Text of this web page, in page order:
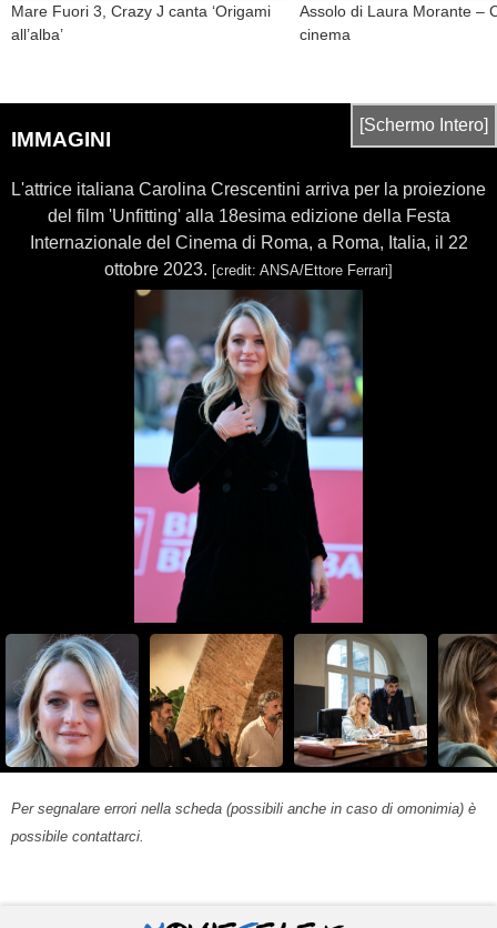
Mare Fuori 3, Crazy J canta ‘Origami
all’alba’
Assolo di Laura Morante –
cinema
IMMAGINI
[Schermo Intero]
L'attrice italiana Carolina Crescentini arriva per la proiezione
del film 'Unfitting' alla 18esima edizione della Festa
Internazionale del Cinema di Roma, a Roma, Italia, il 22
ottobre 2023. [credit: ANSA/Ettore Ferrari]
Per segnalare errori nella scheda (possibili anche in caso di omonimia) è
possibile contattarci.